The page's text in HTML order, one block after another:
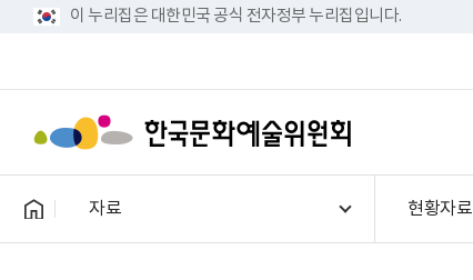
이 누리집은 대한민국 공식 전자정부 누리집입니다.
자료 현황자료